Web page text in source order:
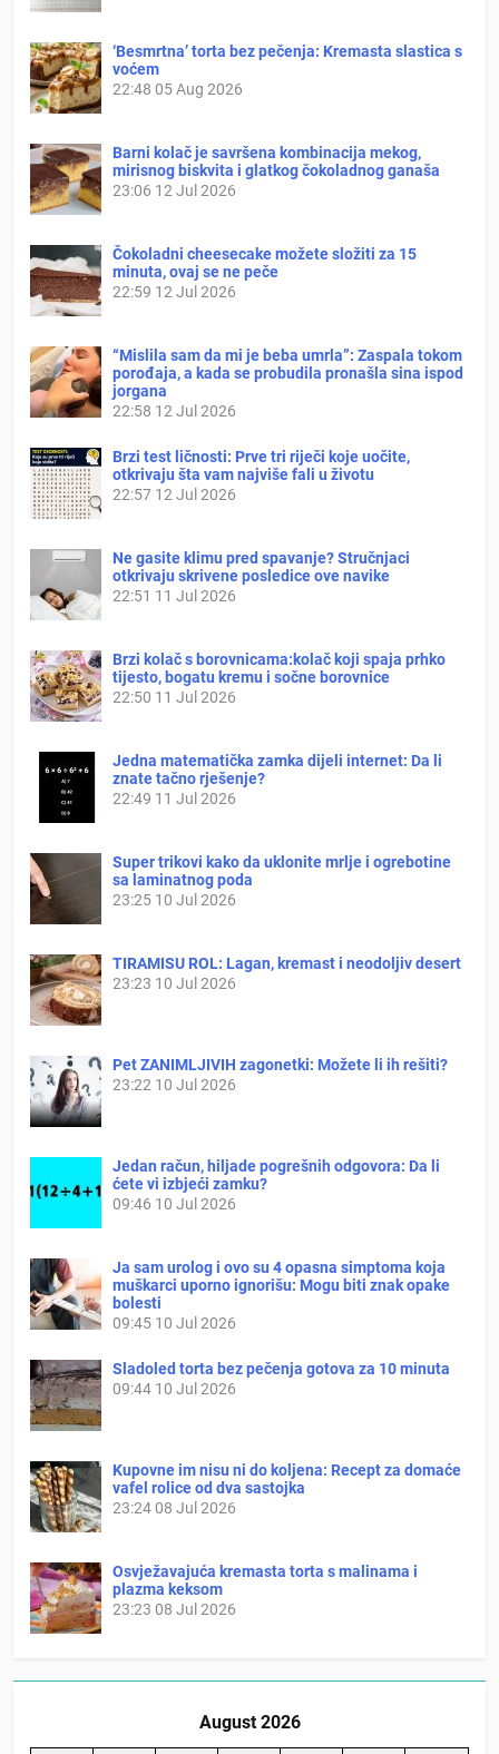
‘Besmrtna’ torta bez pečenja: Kremasta slastica s
voćem
22:48 05 Aug 2026
Barni kolač je savršena kombinacija mekog,
mirisnog biskvita i glatkog čokoladnog ganaša
23:06 12 Jul 2026
Čokoladni cheesecake možete složiti za 15
minuta, ovaj se ne peče
22:59 12 Jul 2026
“Mislila sam da mi je beba umrla”: Zaspala tokom
porođaja, a kada se probudila pronašla sina ispod
jorgana
22:58 12 Jul 2026
Brzi test ličnosti: Prve tri riječi koje uočite,
otkrivaju šta vam najviše fali u životu
22:57 12 Jul 2026
Ne gasite klimu pred spavanje? Stručnjaci
otkrivaju skrivene posledice ove navike
22:51 11 Jul 2026
Brzi kolač s borovnicama:kolač koji spaja prhko
tijesto, bogatu kremu i sočne borovnice
22:50 11 Jul 2026
Jedna matematička zamka dijeli internet: Da li
znate tačno rješenje?
22:49 11 Jul 2026
Super trikovi kako da uklonite mrlje i ogrebotine
sa laminatnog poda
23:25 10 Jul 2026
TIRAMISU ROL: Lagan, kremast i neodoljiv desert
23:23 10 Jul 2026
Pet ZANIMLJIVIH zagonetki: Možete li ih rešiti?
23:22 10 Jul 2026
Jedan račun, hiljade pogrešnih odgovora: Da li
ćete vi izbjeći zamku?
09:46 10 Jul 2026
Ja sam urolog i ovo su 4 opasna simptoma koja
muškarci uporno ignorišu: Mogu biti znak opake
bolesti
09:45 10 Jul 2026
Sladoled torta bez pečenja gotova za 10 minuta
09:44 10 Jul 2026
Kupovne im nisu ni do koljena: Recept za domaće
vafel rolice od dva sastojka
23:2408 Jul 2026
Osvježavajuća kremasta torta s malinama i
plazma keksom
23:23 08 Jul 2026
August 2026